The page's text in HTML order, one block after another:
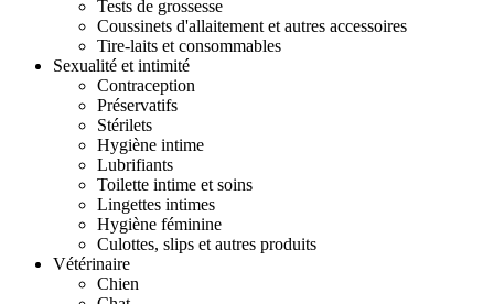
Tests de grossesse
Coussinets d'allaitement et autres accessoires
Tire-laits et consommables
Sexualité et intimité
Contraception
Préservatifs
Stérilets
Hygiène intime
Lubrifiants
Toilette intime et soins
Lingettes intimes
Hygiène féminine
Culottes, slips et autres produits
Vétérinaire
Chien